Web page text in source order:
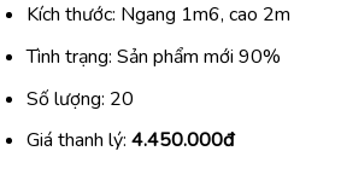
Kích thước: Ngang 1m6, cao 2m
Tình trạng: Sản phẩm mới 90%
Số lượng: 20
Giá thanh lý: 4.450.000đ